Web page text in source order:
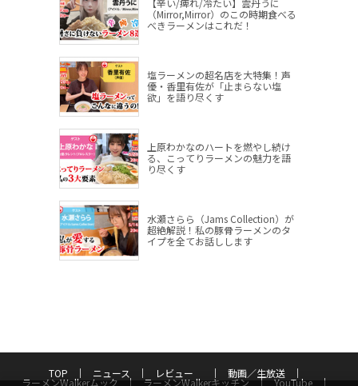
【辛い/痺れ/冷たい】雲丹うに
（Mirror,Mirror）のこの時期食べる
べきラーメンはこれだ！
塩ラーメンの超名店を大特集！声
優・香里有佐が「止まらない塩
欲」を語り尽くす
上原わかなのハートを燃やし続け
る、こってりラーメンの魅力を語
り尽くす
水瀬さらら（Jams Collection）が
超絶解説！私の豚骨ラーメンのタ
イプを全てお話しします
TOP ニュース レビュー 動画／生放送
ラーメンWalkerムック ラーメンWalkerキッチン YouTube